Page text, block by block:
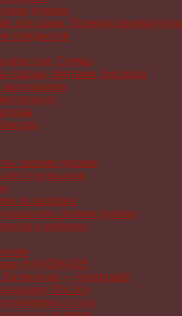
руками
для дома. Поделки своими
предметов
крестом. Схемы
гладью, лентами, бисером
материалов
своими руками
и журналов
из капрона
своими руками
и войлока
HANDMADE
Валентина — handmade
ПАСХA
стола